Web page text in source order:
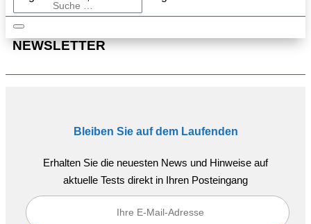
NEWSLETTER
Bleiben Sie auf dem Laufenden
Erhalten Sie die neuesten News und Hinweise auf
aktuelle Tests direkt in Ihren Posteingang